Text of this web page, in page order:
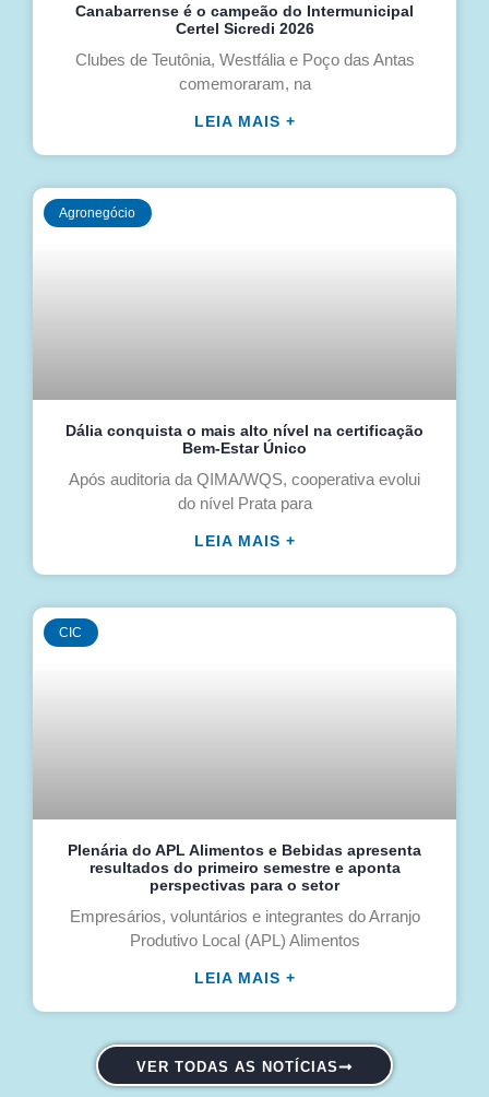
Canabarrense é o campeão do Intermunicipal
Certel Sicredi 2026
Clubes de Teutônia, Westfália e Poço das Antas
comemoraram, na
LEIA MAIS +
Agronegócio
Dália conquista o mais alto nível na certificação
Bem-Estar Único
Após auditoria da QIMA/WQS, cooperativa evolui
do nível Prata para
LEIA MAIS +
CIC
Plenária do APL Alimentos e Bebidas apresenta
resultados do primeiro semestre e aponta
perspectivas para o setor
Empresários, voluntários e integrantes do Arranjo
Produtivo Local (APL) Alimentos
LEIA MAIS +
VER TODAS AS NOTÍCIAS